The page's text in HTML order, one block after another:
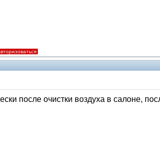
после очистки воздуха в салоне,